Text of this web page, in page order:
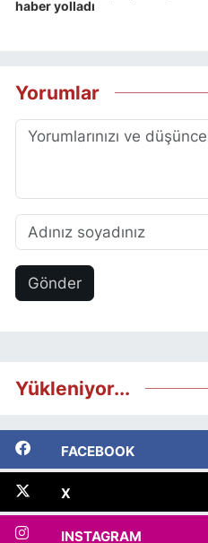
haber yolladı
Yorumlar
Gönder
Yükleniyor...
FACEBOOK
X
INSTAGRAM